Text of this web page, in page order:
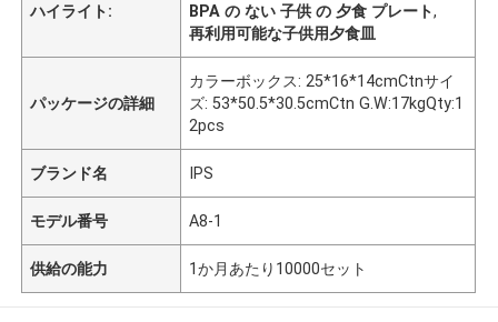
ハイライト:
BPA の ない 子供 の 夕食 プレート,
再利用可能な子供用夕食皿
パッケージの詳細
カラーボックス: 25*16*14cmCtnサイ
ズ: 53*50.5*30.5cmCtn G.W:17kgQty:1
2pcs
ブランド名 IPS
モデル番号 A8-1
供給の能力 1か月あたり10000セット